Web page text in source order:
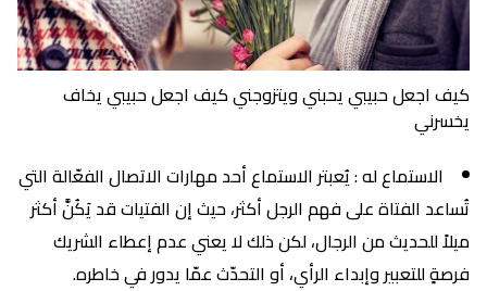
كيف اجعل حبيبي يحبني ويتزوجني كيف اجعل حبيبي يخاف
يخسرني
الاستماع له : يُعبتر الاستماع أحد مهارات الاتصال الفعّالة التي
تُساعد الفتاة على فهم الرجل أكثر، حيث إن الفتيات قد يَكُنَّ أكثر
ميلاً للحديث من الرجال، لكن ذلك لا يعني عدم إعطاء الشريك
فرصةٍ للتعبير وإبداء الرأي، أو التحدّث عمّا يدور في خاطره.